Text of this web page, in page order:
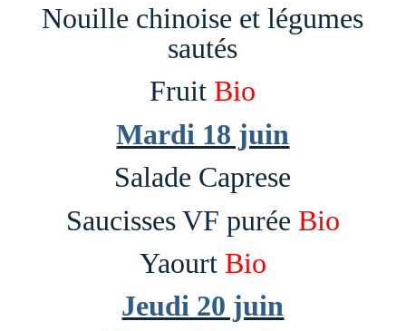
Nouille chinoise et légumes
sautés
Fruit Bio
Mardi 18 juin
Salade Caprese
Saucisses VF purée Bio
Yaourt Bio
Jeudi 20 juin